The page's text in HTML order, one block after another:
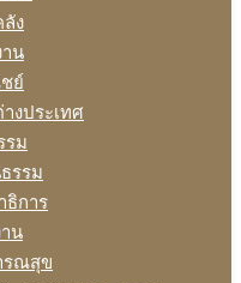
ลัง
าน
ย์
งประเทศ
รม
รรม
ธิการ
น
รณสุข